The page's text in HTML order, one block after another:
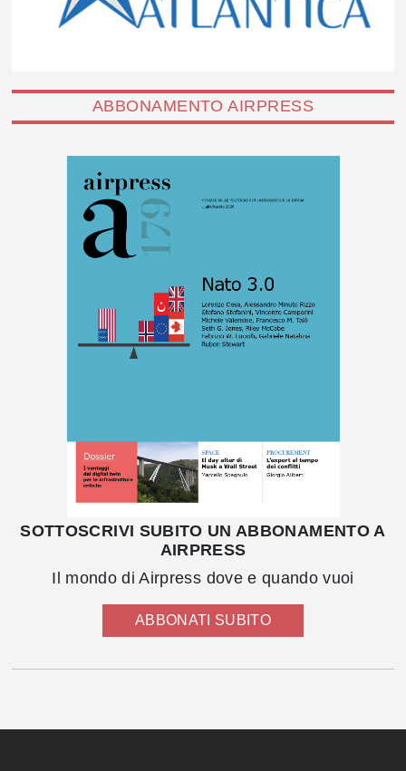
ABBONAMENTO AIRPRESS
SOTTOSCRIVI SUBITO UN ABBONAMENTO A
AIRPRESS
Il mondo di Airpress dove e quando vuoi
ABBONATI SUBITO